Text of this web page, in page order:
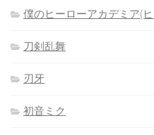
僕のヒーローアカデミア(
刀剣乱舞
刃牙
初音ミク